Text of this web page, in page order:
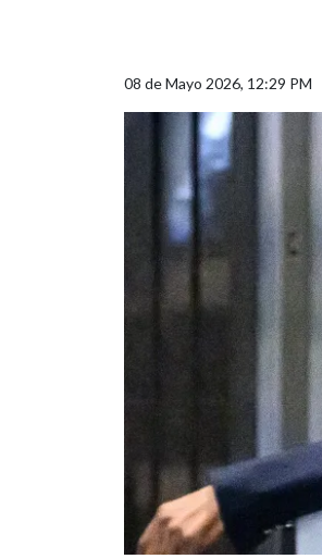
08 de Mayo 2026, 12:29 PM